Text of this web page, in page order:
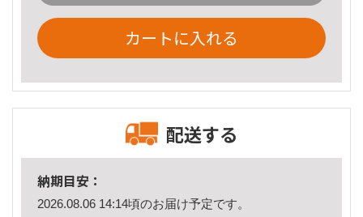
カートに入れる
配送する
納期目安：
2026.08.06 14:14頃のお届け予定です。